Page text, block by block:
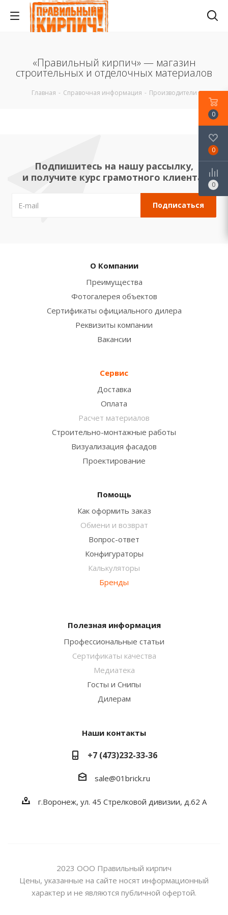
«Правильный кирпич» — магазин
строительных и отделочных материалов
Главная - Справочная информация - Производители
Подпишитесь на нашу рассылку,
и получите курс грамотного клиента!
О Компании
Преимущества
Фотогалерея объектов
Сертификаты официального дилера
Реквизиты компании
Вакансии
Сервис
Доставка
Оплата
Расчет материалов
Строительно-монтажные работы
Визуализация фасадов
Проектирование
Помощь
Как оформить заказ
Обмени и возврат
Вопрос-ответ
Конфигураторы
Калькуляторы
Бренды
Полезная информация
Профессиональные статьи
Сертификаты качества
Медиатека
Госты и Снипы
Дилерам
Наши контакты
+7 (473)232-33-36
sale@01brick.ru
г.Воронеж, ул. 45 Стрелковой дивизии, д.62 А
2023 ООО Правильный кирпич
Цены, указанные на сайте носят информационный
характер и не являются публичной офертой.
0
0
0